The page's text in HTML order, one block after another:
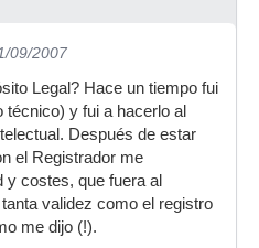
09/2007
Legal? Hace un tiempo fui
y fui a hacerlo al
Después de estar
el Registrador me
y costes, que fuera al
validez como el registro
me dijo (!).